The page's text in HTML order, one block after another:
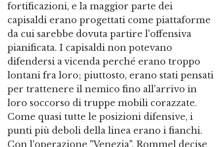
fortificazioni, e la maggior parte dei
capisaldi erano progettati come piattaforme
da cui sarebbe dovuta partire l'offensiva
pianificata. I capisaldi non potevano
difendersi a vicenda perché erano troppo
lontani fra loro; piuttosto, erano stati pensati
per trattenere il nemico fino all'arrivo in
loro soccorso di truppe mobili corazzate.
Come quasi tutte le posizioni difensive, i
punti più deboli della linea erano i fianchi.
Con l'operazione "Venezia", Rommel decise